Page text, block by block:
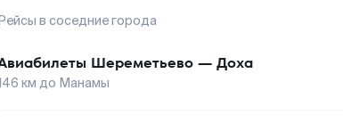
в соседние города
Шереметьево — Доха
км до Манамы